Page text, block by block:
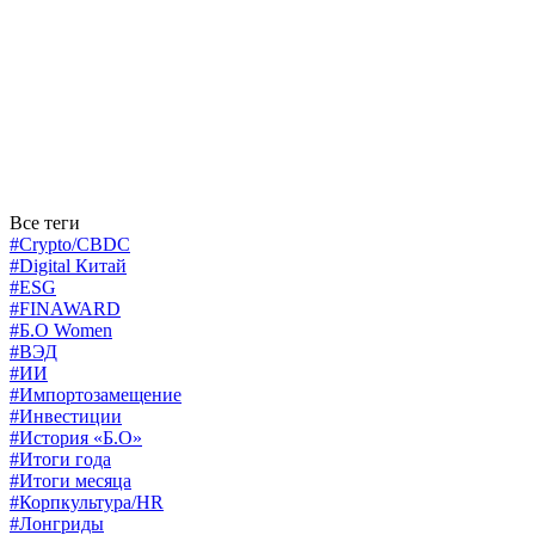
Все теги
#Crypto/CBDC
#Digital Китай
#ESG
#FINAWARD
#Б.О Women
#ВЭД
#ИИ
#Импортозамещение
#Инвестиции
#История «Б.О»
#Итоги года
#Итоги месяца
#Корпкультура/HR
#Лонгриды